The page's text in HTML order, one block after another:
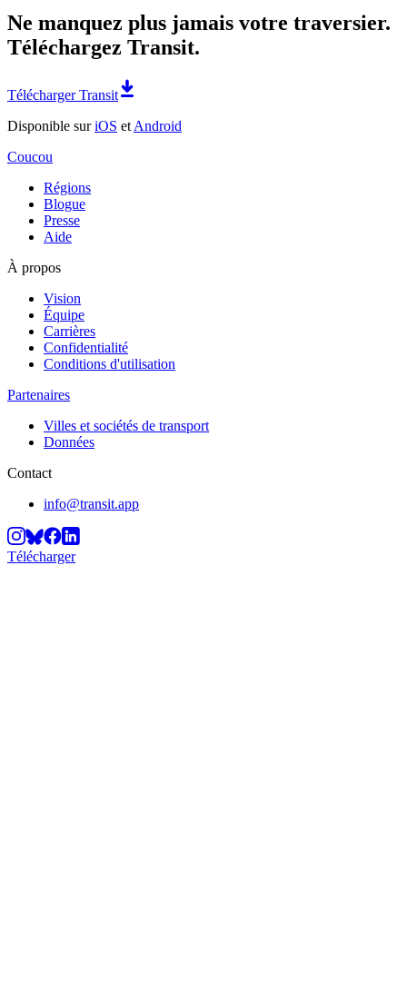
Ne manquez plus jamais votre traversier.
Téléchargez Transit.
Télécharger Transit
Disponible suriOS et Android
Coucou
Régions
Blogue
Presse
Aide
À propos
Vision
Équipe
Carrières
Confidentialité
Conditions d'utilisation
Partenaires
Villes et sociétés de transport
Données
Contact
info@transit.app
Télécharger